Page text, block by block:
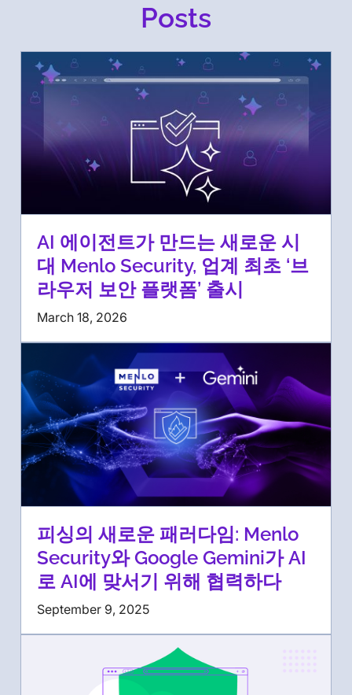
Posts
AI 에이전트가 만드는 새로운 시
대 Menlo Security, 업계 최초 ‘브
라우저 보안 플랫폼’ 출시
March 18, 2026
피싱의 새로운 패러다임: Menlo
Security와 Google Gemini가 AI
로 AI에 맞서기 위해 협력하다
September 9, 2025